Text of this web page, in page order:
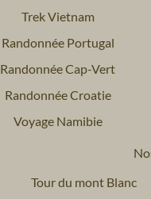
Trek Vietnam
Randonnée Portugal
Randonnée Cap-Vert
Randonnée Croatie
Voyage Namibie
Tour du mont Blanc